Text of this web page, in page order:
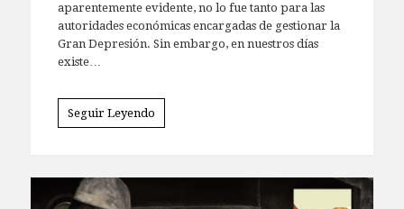
aparentemente evidente, no lo fue tanto para las
autoridades económicas encargadas de gestionar la
Gran Depresión. Sin embargo, en nuestros días
existe…
Seguir Leyendo